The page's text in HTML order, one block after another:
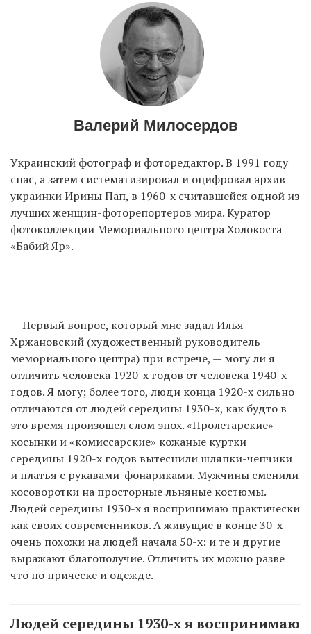
Валерий Милосердов
Украинский фотограф и фоторедактор. В 1991 году
спас, а затем систематизировал и оцифровал архив
украинки Ирины Пап, в 1960-х считавшейся одной из
лучших женщин-фоторепортеров мира. Куратор
фотоколлекции Мемориального центра Холокоста
«Бабий Яр».
— Первый вопрос, который мне задал Илья
Хржановский (художественный руководитель
мемориального центра) при встрече, — могу ли я
отличить человека 1920-х годов от человека 1940-х
годов. Я могу; более того, люди конца 1920-х сильно
отличаются от людей середины 1930-х, как будто в
это время произошел слом эпох. «Пролетарские»
косынки и «комиссарские» кожаные куртки
середины 1920-х годов вытеснили шляпки-чепчики
и платья с рукавами-фонариками. Мужчины сменили
косоворотки на просторные льняные костюмы.
Людей середины 1930-х я воспринимаю практически
как своих современников. А живущие в конце 30-х
очень похожи на людей начала 50-х: и те и другие
выражают благополучие. Отличить их можно разве
что по прическе и одежде.
Людей середины 1930-х я воспринимаю